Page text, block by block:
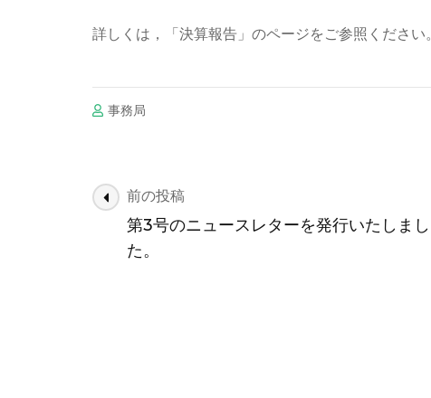
詳しくは，「決算報告」のページをご参照ください。
事務局
投
稿
前の投稿
第3号のニュースレターを発行いたしまし
た。